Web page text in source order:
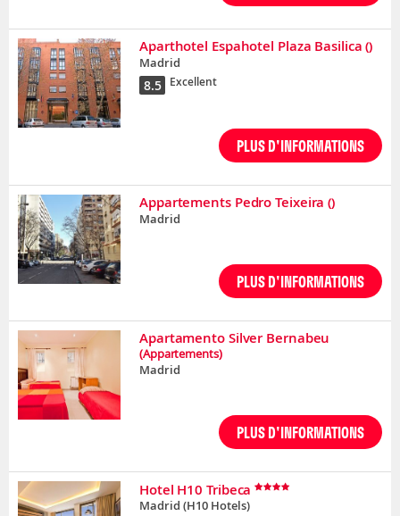
Aparthotel Espahotel Plaza Basilica ()
Madrid
8.5 Excellent
PLUS D'INFORMATIONS
Appartements Pedro Teixeira ()
Madrid
PLUS D'INFORMATIONS
Apartamento Silver Bernabeu
(Appartements)
Madrid
PLUS D'INFORMATIONS
Hotel H10 Tribeca
Madrid(H10 Hotels)